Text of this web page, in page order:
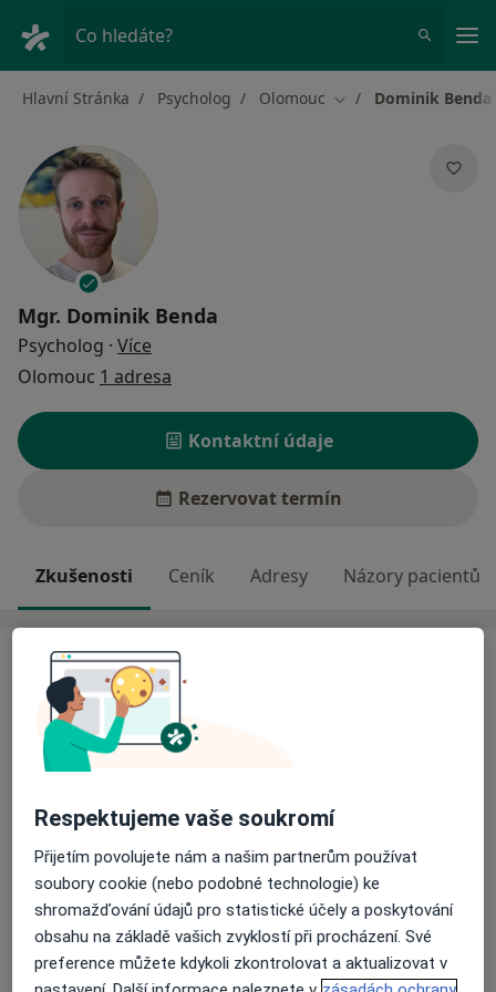
Co hledáte?
Hlavní Stránka Psycholog Olomouc Změna města
Dominik Benda
Mgr. Dominik Benda
Psycholog · Více
Olomouc 1 adresa
Kontaktní údaje
Rezervovat termín
Zkušenosti Ceník Adresy Názory pacientů
Zkušenosti
Individuální psychologická a psychoterapeutická péče
na míru Vašim potřebám. Osobně v centru Olomouce
nebo online. Ve své terapeutické praxi se nejčastěji
věnuji tématům jako jsou úzkosti, poruchy nálad,
situací, osobnostní rozvoj apod. Jsem LGBTQ+ friendly.
O mně
Odborník na:
Poradenská psychologie
Psychoterapie
Respektujeme vaše soukromí
Přijetím povolujete nám a našim partnerům používat
soubory cookie (nebo podobné technologie) ke
shromažďování údajů pro statistické účely a poskytování
obsahu na základě vašich zvyklostí při procházení. Své
preference můžete kdykoli zkontrolovat a aktualizovat v